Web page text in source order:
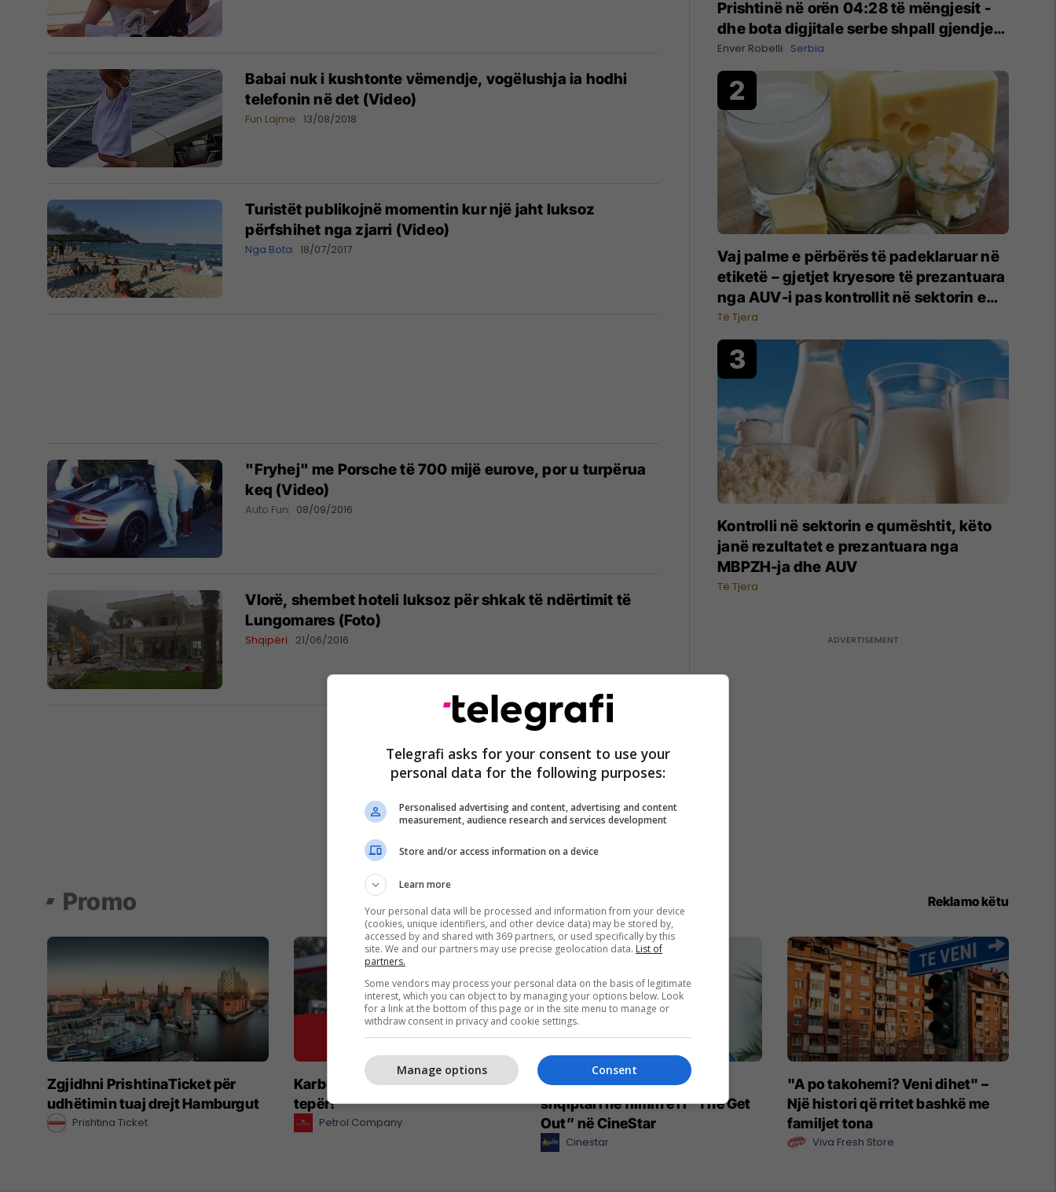
Babai nuk i kushtonte vëmendje, vogëlushja ia hodhi
telefonin në det (Video)
Fun Lajme 13/08/2018
Turistët publikojnë momentin kur një jaht luksoz
përfshihet nga zjarri (Video)
Nga Bota 18/07/2017
"Fryhej" me Porsche të 700 mijë eurove, por u turpërua
keq (Video)
Auto Fun 08/09/2016
Vlorë, shembet hoteli luksoz për shkak të ndërtimit të
Lungomares (Foto)
Shqipëri 21/06/2016
Prishtinë në orën 04:28 të mëngjesit -
dhe bota digjitale serbe shpall gjendjen
e luftës
Enver Robelli Serbia
Vaj palme e përbërës të padeklaruar në
etiketë – gjetjet kryesore të prezantuara
nga AUV-i pas kontrollit në sektorin e
qumështit
Të Tjera
Kontrolli në sektorin e qumështit, këto
janë rezultatet e prezantuara nga
MBPZH-ja dhe AUV
Të Tjera
Promo Reklamo këtu
Zgjidhni PrishtinaTicket për
udhëtimin tuaj drejt Hamburgut
Prishtina Ticket
Karburant cilësor dhe shumë më
tepër!
Petrol Company
Russell Crowe në rolin e një
shqiptari në filmin e ri “The Get
Out” në CineStar
Cinestar
"A po takohemi? Veni dihet" –
Një histori që rritet bashkë me
familjet tona
Viva Fresh Store
Telegrafi asks for your consent to use your
personal data for the following purposes:
Personalised advertising and content, advertising and content
measurement, audience research and services development
Store and/or access information on a device
Learn more
Your personal data will be processed and information from your device
(cookies, unique identifiers, and other device data) may be stored by,
accessed by and shared with 369 partners, or used specifically by this
site. We and our partners may use precise geolocation data. List of
partners.
Some vendors may process your personal data on the basis of legitimate
interest, which you can object to by managing your options below. Look
for a link at the bottom of this page or in the site menu to manage or
withdraw consent in privacy and cookie settings.
Consent
Manage options